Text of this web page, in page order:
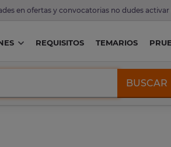
en ofertas y convocatorias no dudes activar
REQUISITOS TEMARIOS
BUSCAR